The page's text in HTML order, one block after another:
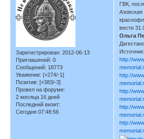
Зарегистрирован: 2012-06-13
Приглашений: 0
Сообщений: 18773
Уважение: [+274/-1]
Позитив: [+383/-3]
Провел на форуме:
2 месяца 16 дней
Последний визит:
Сегодня 07:48:56
ГВК,
вести
Ольга
Источник:
http://
http://
http://
http://
http://